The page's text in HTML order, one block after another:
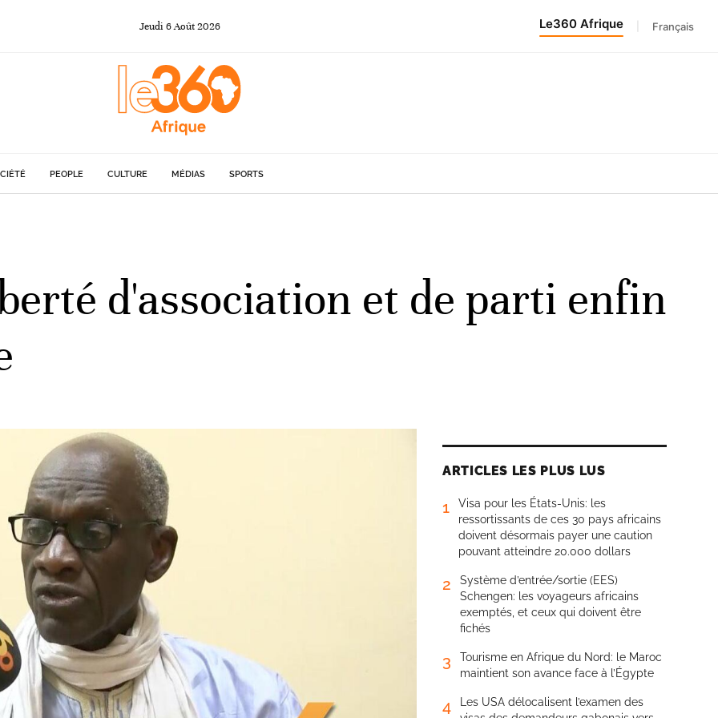
Jeudi 6Août 2026 Le360 Afrique Français
PEOPLE CULTURE MÉDIAS SPORTS
d'association et de parti enfin
ARTICLES LES PLUS LUS
1
Visa pour les États-Unis: les
ressortissants de ces 30 pays africains
doivent désormais payer une caution
pouvant atteindre 20.000 dollars
2
Système d’entrée/sortie (EES)
Schengen: les voyageurs africains
exemptés, et ceux qui doivent être
fichés
3
Tourisme en Afrique du Nord: le Maroc
maintient son avance face à l’Égypte
4
Les USA délocalisent l’examen des